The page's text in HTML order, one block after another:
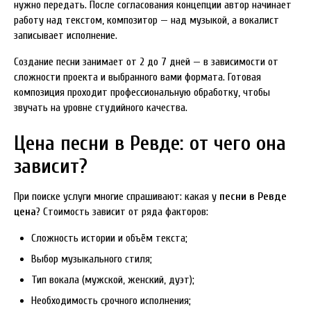
нужно передать. После согласования концепции автор начинает
работу над текстом, композитор — над музыкой, а вокалист
записывает исполнение.
Создание песни занимает от 2 до 7 дней — в зависимости от
сложности проекта и выбранного вами формата. Готовая
композиция проходит профессиональную обработку, чтобы
звучать на уровне студийного качества.
Цена песни в Ревде: от чего она
зависит?
При поиске услуги многие спрашивают: какая у песни в Ревде
цена? Стоимость зависит от ряда факторов:
Сложность истории и объём текста;
Выбор музыкального стиля;
Тип вокала (мужской, женский, дуэт);
Необходимость срочного исполнения;